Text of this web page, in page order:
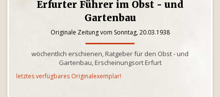
Erfurter Führer im Obst - und
Gartenbau
Originale Zeitung vom Sonntag, 20.03.1938
wöchentlich erschienen, Ratgeber für den Obst - und
Gartenbau, Erscheinungsort Erfurt
letztes verfügbares Originalexemplar!